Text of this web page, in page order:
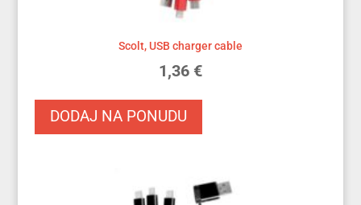
Scolt, USB charger cable
1,36 €
DODAJ NA PONUDU